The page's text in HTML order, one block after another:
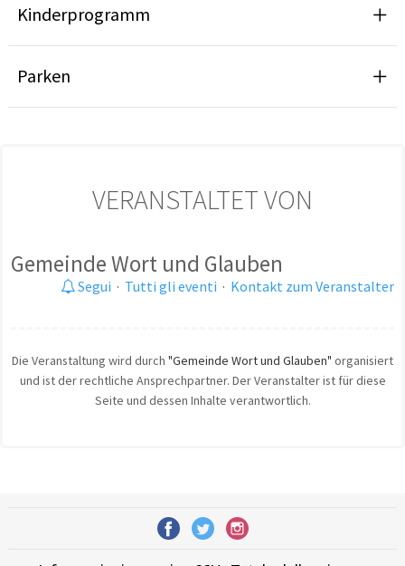
Kinderprogramm
Parken
VERANSTALTET VON
Gemeinde Wort und Glauben
Segui · Tutti gli eventi · Kontakt zum Veranstalter
Die Veranstaltung wird durch "Gemeinde Wort und Glauben" organisiert
und ist der rechtliche Ansprechpartner. Der Veranstalter ist für diese
Seite und dessen Inhalte verantwortlich.